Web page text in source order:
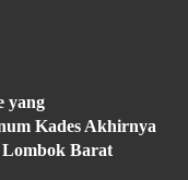
yang
Kades Akhirnya
Lombok Barat